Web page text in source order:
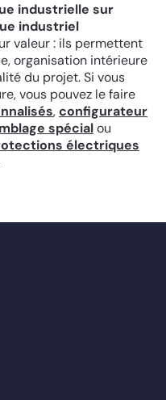
industrielle sur
industriel
valeur : ils permettent
organisation intérieure
du projet. Si vous
vous pouvez le faire
,configurateur
spécialou
électriques